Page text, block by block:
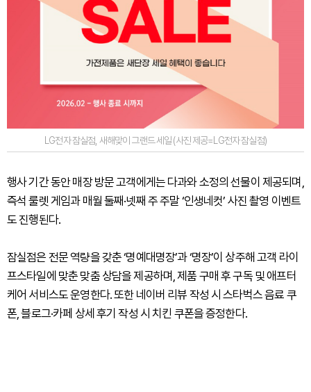
LG전자 잠실점, 새해맞이 그랜드 세일 (사진 제공=LG전자 잠실점)
행사 기간 동안 매장 방문 고객에게는 다과와 소정의 선물이 제공되며,
즉석 룰렛 게임과 매월 둘째·넷째 주 주말 ‘인생네컷’ 사진 촬영 이벤트
도 진행된다.
잠실점은 전문 역량을 갖춘 ‘명예대명장’과 ‘명장’이 상주해 고객 라이
프스타일에 맞춘 맞춤 상담을 제공하며, 제품 구매 후 구독 및 애프터
케어 서비스도 운영한다. 또한 네이버 리뷰 작성 시 스타벅스 음료 쿠
폰, 블로그·카페 상세 후기 작성 시 치킨 쿠폰을 증정한다.